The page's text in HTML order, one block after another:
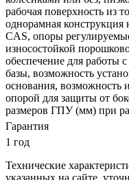
рабочая поверхность из
однорамная конструкция
CAS, опоры
износостойкой
обеспечение для работы
базы, возможность
основания, возможность
опорой для защиты от
размеров ГПУ (мм) при
Гарантия
1 год
Технические
указанных на сайте,